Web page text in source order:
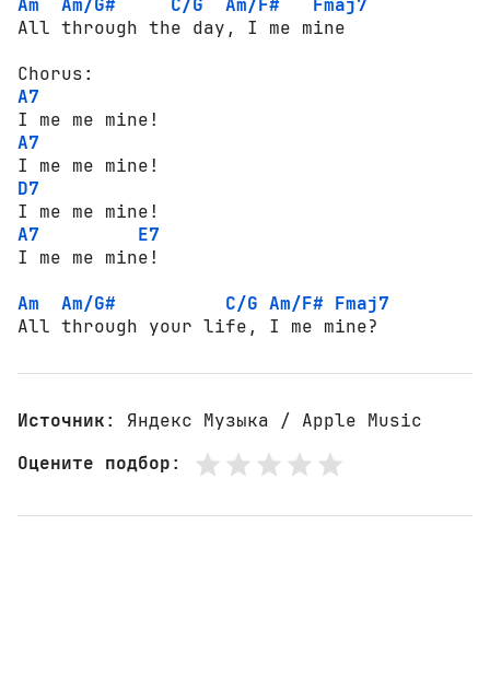
Am
Am/G# C/G Am/F#
Fmaj7
All through the day, I me mine
A7
A7
D7
A7
E7
I me me mine!
Am
Am/G# C/G Am/F# Fmaj7
All through your life, I me mine?
Источник: Яндекс Музыка / Apple Music
Оцените подбор: